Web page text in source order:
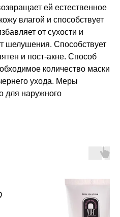
ей естественное
влагой и способствует
от сухости и
шелушения. Способствует
и пост-акне. Способ
количество маски
ухода. Меры
для наружного